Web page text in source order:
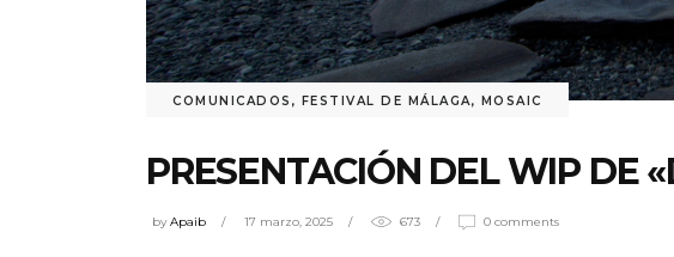
COMUNICADOS , FESTIVAL DE MÁLAGA, MOSAIC
PRESENTACIÓN DEL WIP DE
byApaib 17 marzo, 2025 673 0 comments